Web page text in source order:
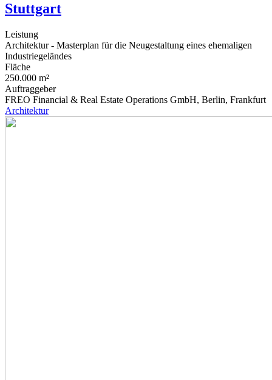
Stuttgart
Leistung
Architektur - Masterplan für die Neugestaltung eines ehemaligen
Industriegeländes
Fläche
250.000 m²
Auftraggeber
FREO Financial & Real Estate Operations GmbH, Berlin, Frankfurt
Architektur